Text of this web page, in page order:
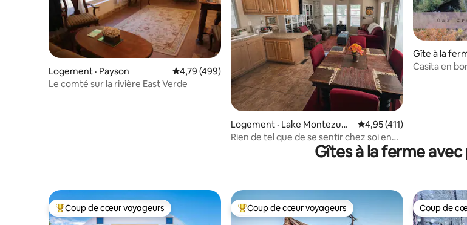
Logement · Payson Note moyenne de 4,79 sur 5, 499 commentaires
4,79 (499)
Le comté sur la rivière East Verde
Logement · Lake Montezum
a
Note moyenne de 4,95
4,95 (411)
Rien de tel que de se sentir chez soi en
Gîte à la
Casita en
Gîtes à la ferme
Coup de cœur voyageurs parmi les plus aimés
Coup de cœur voyageurs Coup de cœur voyageurs parmi les plus aimés
Coup de cœur voyageurs Coup de
Coup de